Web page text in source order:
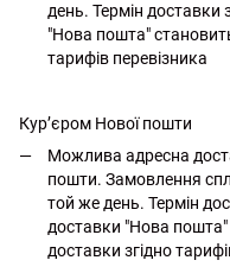
день. Термін доставки
"Нова пошта"
тарифів перевізника
Кур’єром Нової пошти
Можлива адресна
пошти. Замовлення
той же день. Термін
доставки "Нова пошта"
доставки згідно